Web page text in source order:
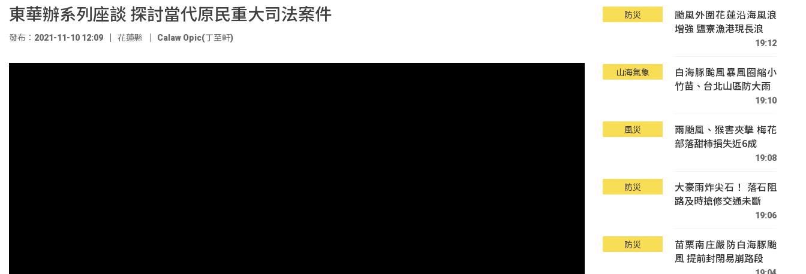
東華辦系列座談 探討當代原民重大司法案件
發布：2021-11-10 12:09 花蓮縣 Calaw Opic(丁至軒)
防災
颱風外圍花蓮沿海風浪
增強 鹽寮漁港現長浪
19:12
山海氣象
白海豚颱風暴風圈縮小
竹苗、台北山區防大雨
19:10
風災
兩颱風、猴害夾擊 梅花
部落甜柿損失近6成
19:08
防災
大豪雨炸尖石！ 落石阻
路及時搶修交通未斷
19:06
防災
苗栗南庄嚴防白海豚颱
風 提前封閉易崩路段